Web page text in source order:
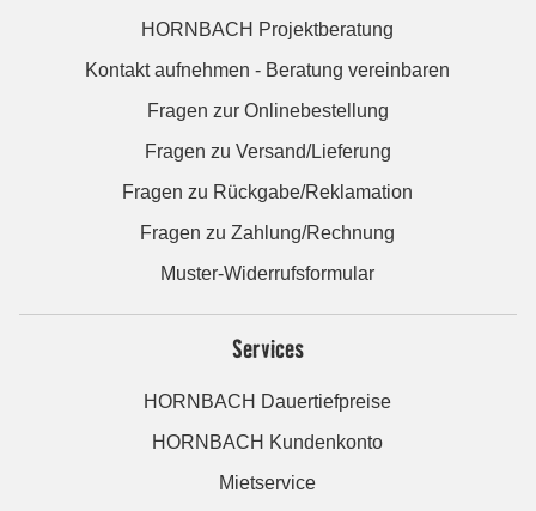
HORNBACH Projektberatung
Kontakt aufnehmen - Beratung vereinbaren
Fragen zur Onlinebestellung
Fragen zu Versand/Lieferung
Fragen zu Rückgabe/Reklamation
Fragen zu Zahlung/Rechnung
Muster-Widerrufsformular
Services
HORNBACH Dauertiefpreise
HORNBACH Kundenkonto
Mietservice